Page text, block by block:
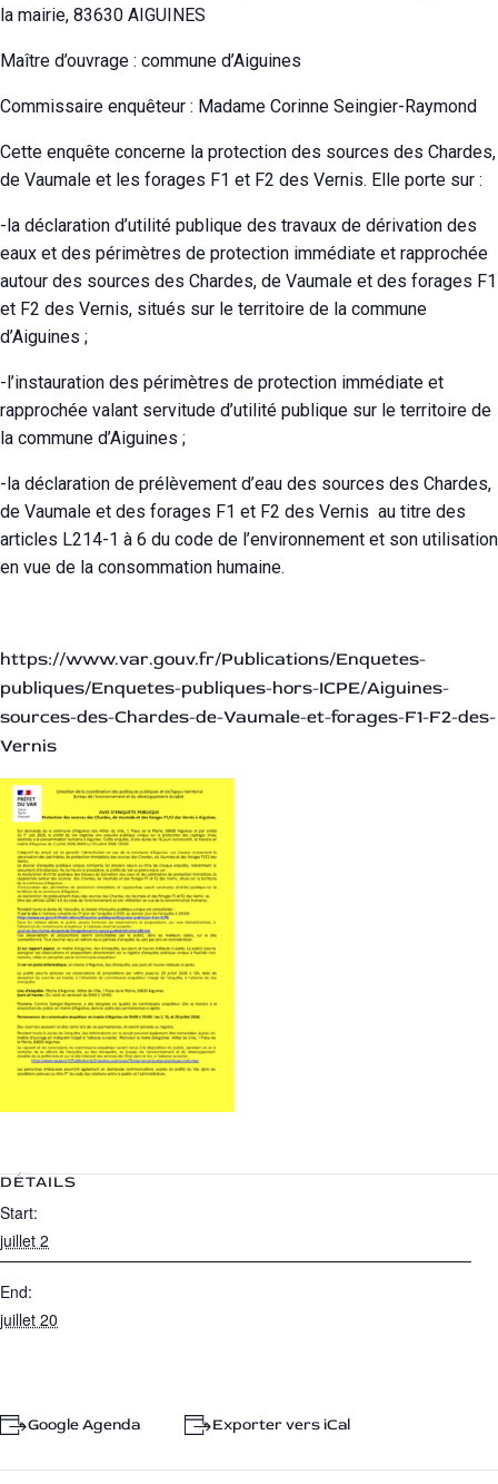
la mairie, 83630 AIGUINES
Maître d’ouvrage : commune d’Aiguines
Commissaire enquêteur : Madame Corinne Seingier-Raymond
Cette enquête concerne la protection des sources des Chardes,
de Vaumale et les forages F1 et F2 des Vernis. Elle porte sur :
-la déclaration d’utilité publique des travaux de dérivation des
eaux et des périmètres de protection immédiate et rapprochée
autour des sources des Chardes, de Vaumale et des forages F1
et F2 des Vernis, situés sur le territoire de la commune
d’Aiguines ;
-l’instauration des périmètres de protection immédiate et
rapprochée valant servitude d’utilité publique sur le territoire de
la commune d’Aiguines ;
-la déclaration de prélèvement d’eau des sources des Chardes,
de Vaumale et des forages F1 et F2 des Vernis au titre des
articles L214-1 à 6 du code de l’environnement et son utilisation
en vue de la consommation humaine.
https://www.var.gouv.fr/Publications/Enquetes-
publiques/Enquetes-publiques-hors-ICPE/Aiguines-
sources-des-Chardes-de-Vaumale-et-forages-F1-F2-des-
Vernis
DÉTAILS
Start:
juillet 2
End:
juillet 20
+ Google Agenda + Exporter vers iCal